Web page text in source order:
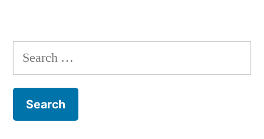
Cepat
Membaca
Search
for: